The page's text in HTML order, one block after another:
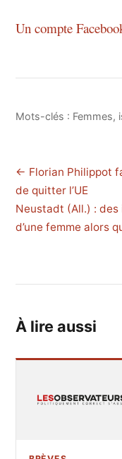
Un compte
Mots-clés : Femmes,
← Florian Philippot
de quitter l’UE
Neustadt (All.) :
d’une femme alors
À lire aussi